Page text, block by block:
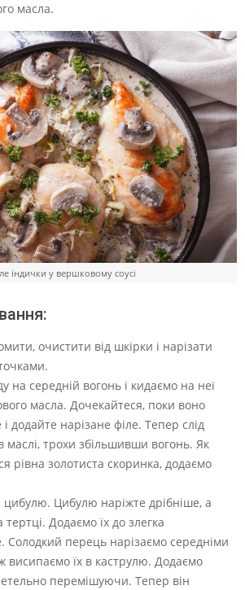
масла.
індички у вершковому соусі
очистити від шкірки і нарізати
на середній вогонь і кидаємо на неї
масла. Дочекайтеся, поки воно
додайте нарізане філе. Тепер слід
маслі, трохи збільшивши вогонь. Як
рівна золотиста скоринка, додаємо
цибулю. Цибулю наріжте дрібніше, а
Додаємо їх до злегка
Солодкий перець нарізаємо середніми
висипаємо їх в каструлю. Додаємо
ретельно перемішуючи. Тепер він